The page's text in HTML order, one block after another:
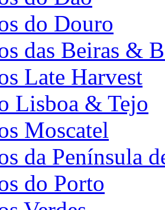
do Douro
das Beiras &
Late Harvest
Lisboa & Tejo
Moscatel
da Península
do Porto